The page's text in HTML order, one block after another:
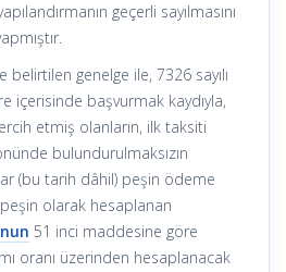
geçerli sayılmasını
genelge ile, 7326 sayılı
içerisinde başvurmak kaydıyla,
etmiş olanların, ilk taksiti
bulundurulmaksızın
(bu tarih dâhil) peşin ödeme
olarak hesaplanan
51 inci maddesine göre
oranı üzerinden hesaplanacak